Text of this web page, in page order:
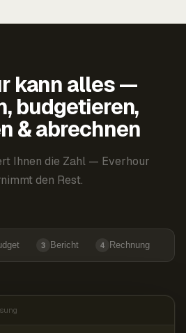
kann alles —
budgetieren,
& abrechnen
Ihnen die Zahl — Everhour
den Rest.
3 Bericht 4 Rechnung